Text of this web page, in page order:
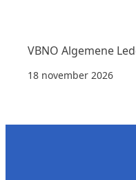
VBNO Algemene
18 november 2026